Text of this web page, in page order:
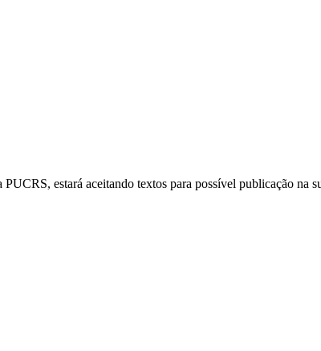
estará aceitando textos para possível publicação na